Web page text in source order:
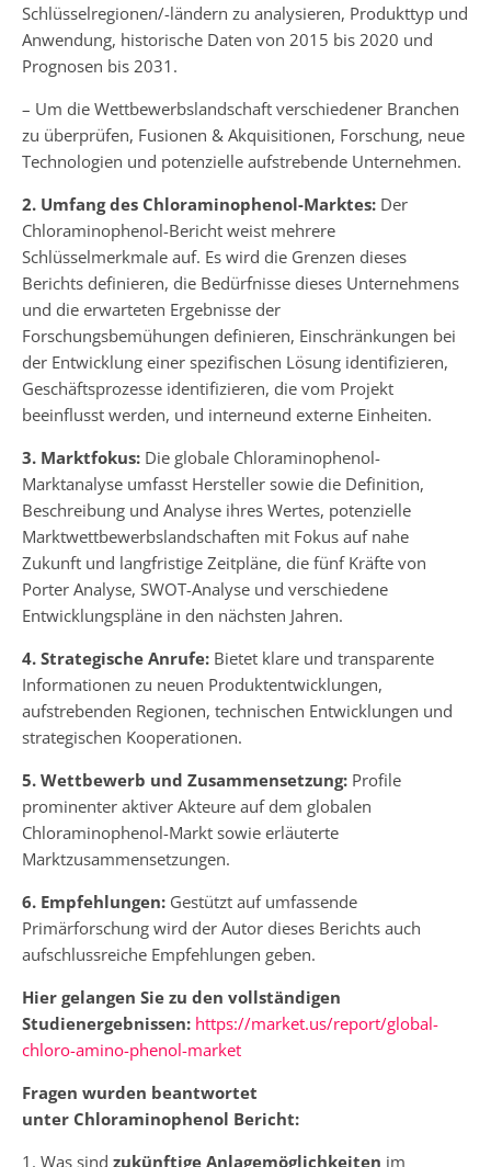
Schlüsselregionen/-ländern zu analysieren, Produkttyp und
Anwendung, historische Daten von 2015 bis 2020 und
Prognosen bis 2031.
– Um die Wettbewerbslandschaft verschiedener Branchen
zu überprüfen, Fusionen & Akquisitionen, Forschung, neue
Technologien und potenzielle aufstrebende Unternehmen.
2. Umfang des Chloraminophenol-Marktes: Der
Chloraminophenol-Bericht weist mehrere
Schlüsselmerkmale auf. Es wird die Grenzen dieses
Berichts definieren, die Bedürfnisse dieses Unternehmens
und die erwarteten Ergebnisse der
Forschungsbemühungen definieren, Einschränkungen bei
der Entwicklung einer spezifischen Lösung identifizieren,
Geschäftsprozesse identifizieren, die vom Projekt
beeinflusst werden, und interneund externe Einheiten.
3. Marktfokus: Die globale Chloraminophenol-
Marktanalyse umfasst Hersteller sowie die Definition,
Beschreibung und Analyse ihres Wertes, potenzielle
Marktwettbewerbslandschaften mit Fokus auf nahe
Zukunft und langfristige Zeitpläne, die fünf Kräfte von
Porter Analyse, SWOT-Analyse und verschiedene
Entwicklungspläne in den nächsten Jahren.
4. Strategische Anrufe: Bietet klare und transparente
Informationen zu neuen Produktentwicklungen,
aufstrebenden Regionen, technischen Entwicklungen und
strategischen Kooperationen.
5. Wettbewerb und Zusammensetzung: Profile
prominenter aktiver Akteure auf dem globalen
Chloraminophenol-Markt sowie erläuterte
Marktzusammensetzungen.
6. Empfehlungen: Gestützt auf umfassende
Primärforschung wird der Autor dieses Berichts auch
aufschlussreiche Empfehlungen geben.
Hier gelangen Sie zu den vollständigen
Studienergebnissen: https://market.us/report/global-
chloro-amino-phenol-market
Fragen wurden beantwortet
unter Chloraminophenol Bericht:
1. Was sind zukünftige Anlagemöglichkeiten im